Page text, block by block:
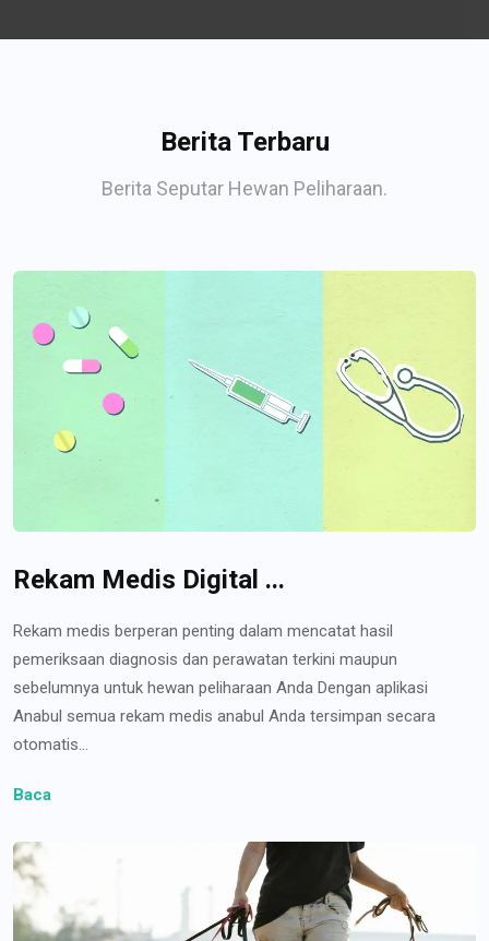
Berita Terbaru
Berita Seputar Hewan Peliharaan.
Rekam Medis Digital ...
Rekam medis berperan penting dalam mencatat hasil
pemeriksaan diagnosis dan perawatan terkini maupun
sebelumnya untuk hewan peliharaan Anda Dengan aplikasi
Anabul semua rekam medis anabul Anda tersimpan secara
otomatis...
Baca